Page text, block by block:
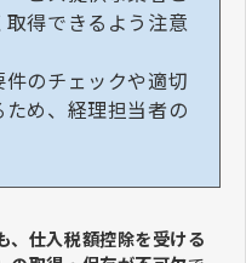
得できるよう注意
のチェックや適切
め、経理担当者の
、仕入税額控除を受ける